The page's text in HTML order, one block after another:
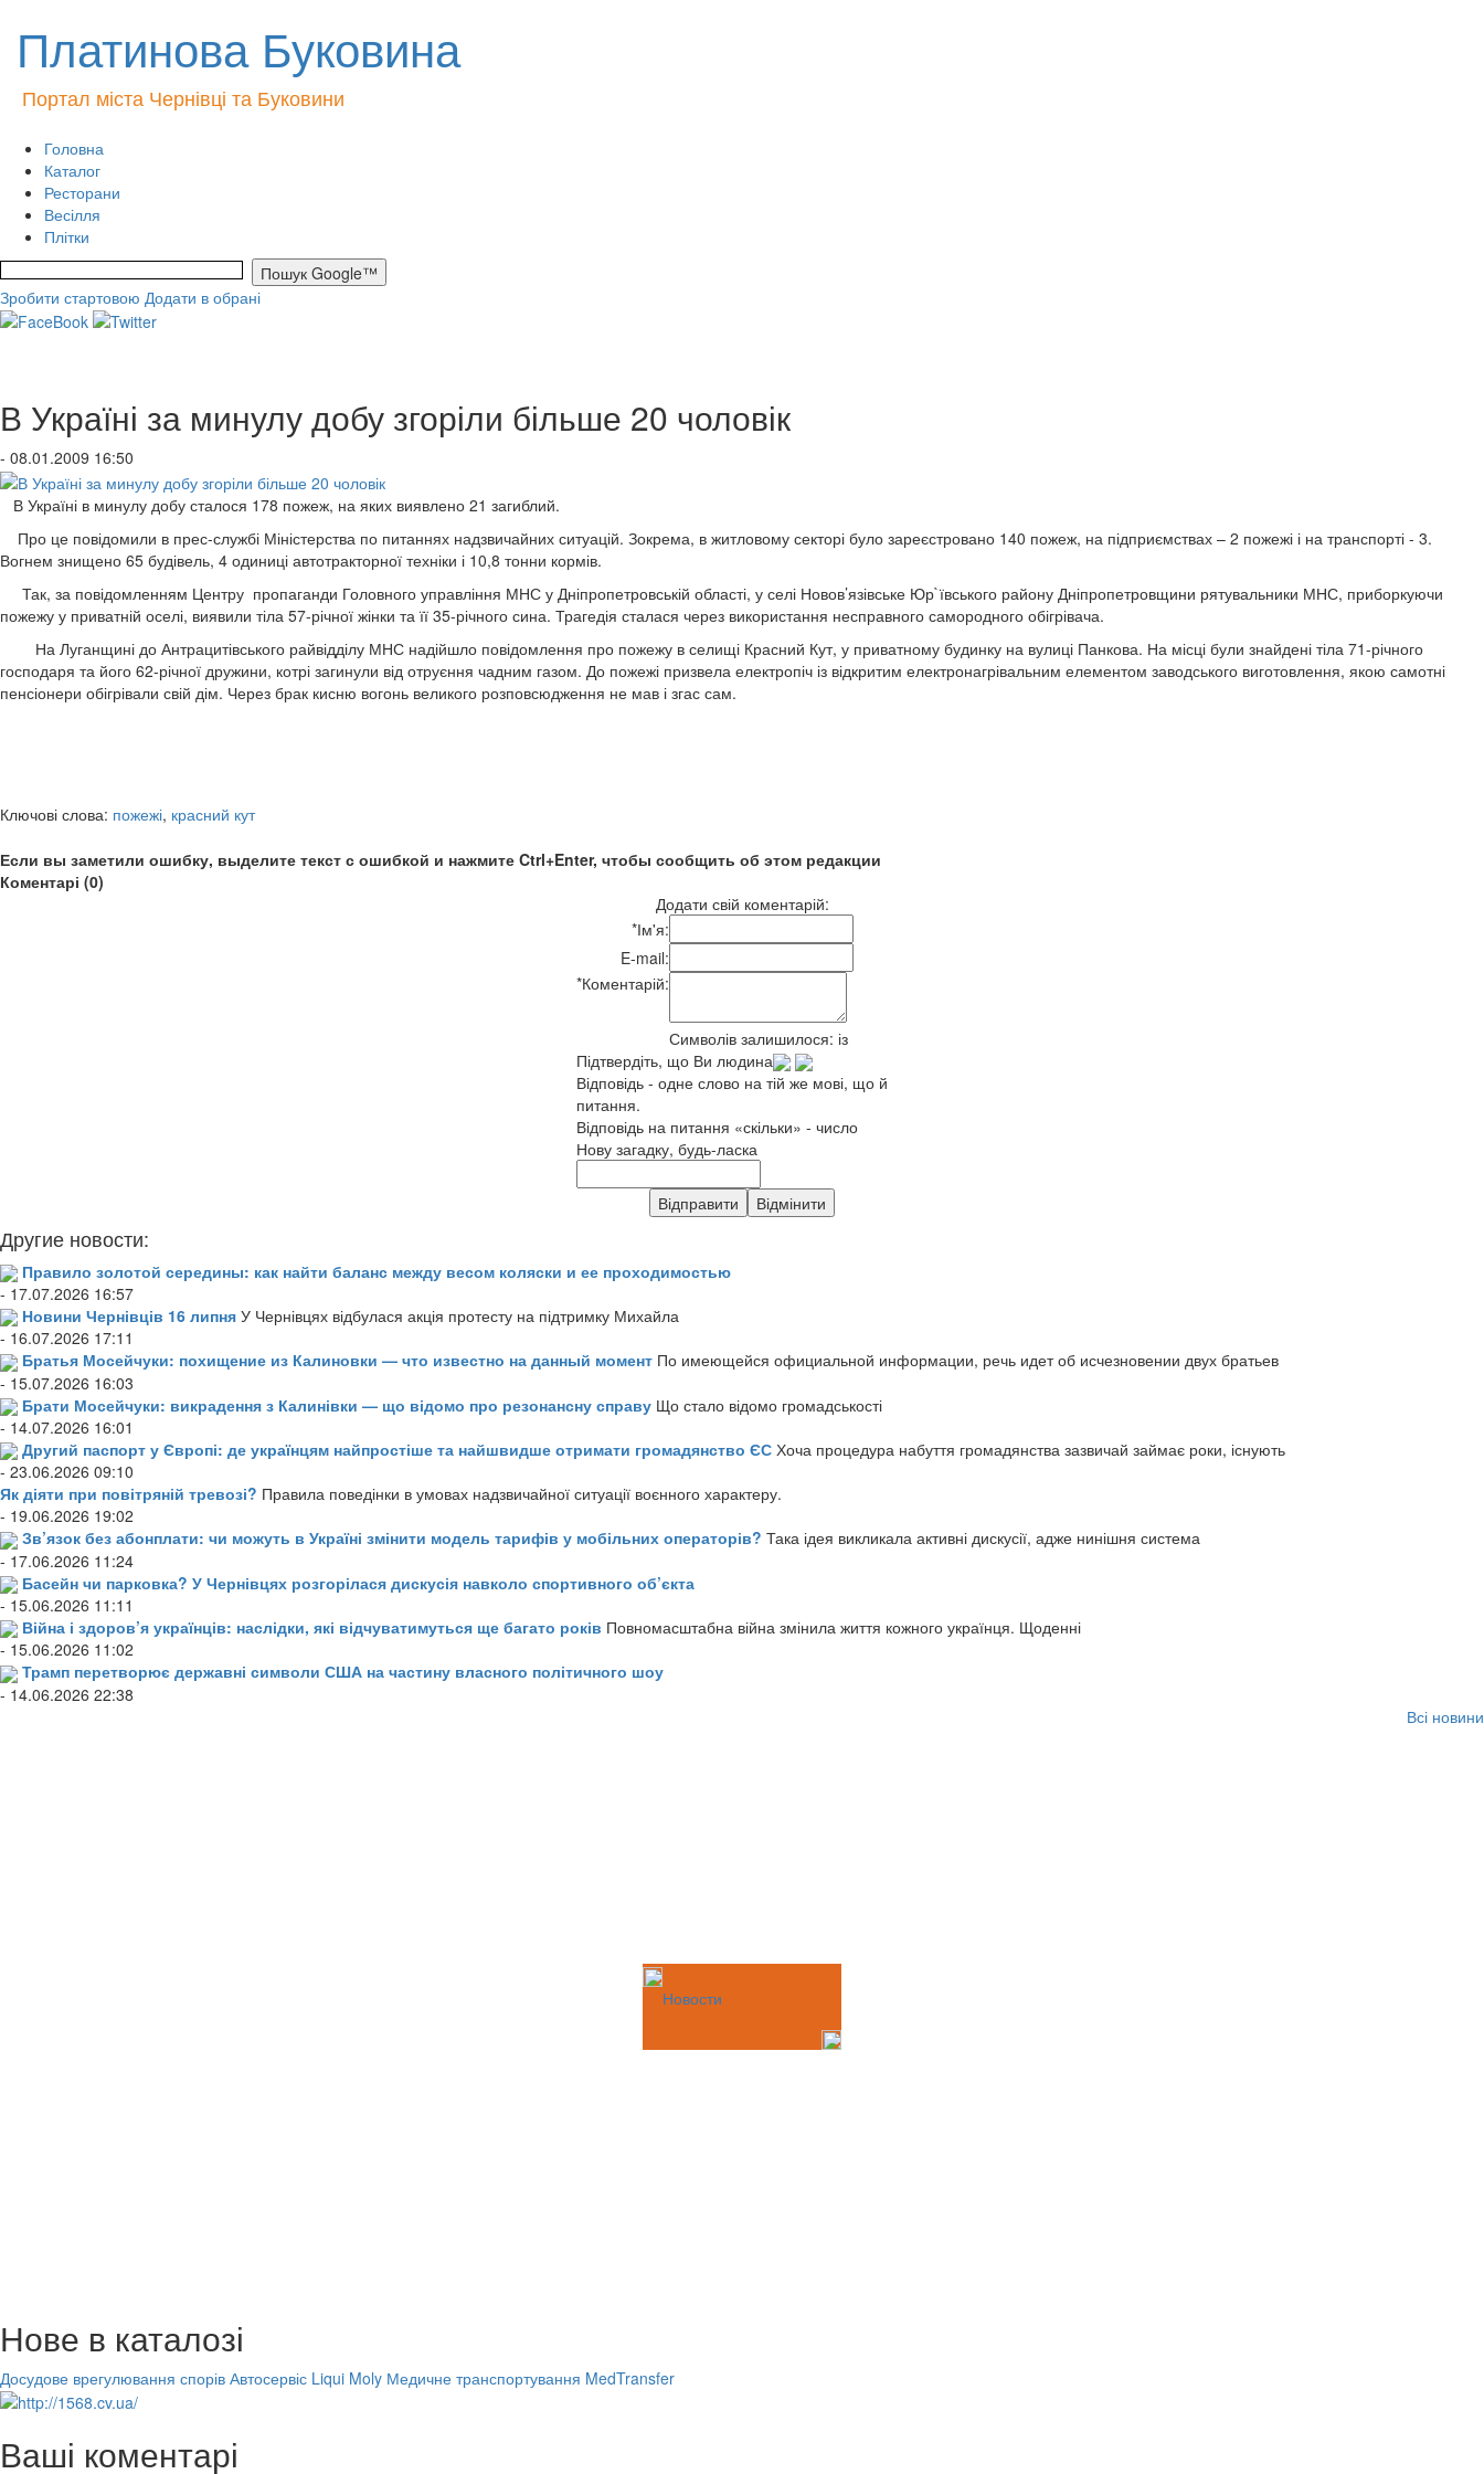
Платинова Буковина
Портал міста Чернівці та Буковини
Головна
Каталог
Ресторани
Весілля
Плітки
Зробити стартовою Додати в обрані
В Україні за минулу добу згоріли більше 20 чоловік
- 08.01.2009 16:50
В Україні в минулу добу сталося 178 пожеж, на яких виявлено 21 загиблий.
Про це повідомили в прес-службі Міністерства по питаннях надзвичайних ситуацій. Зокрема, в житловому секторі було зареєстровано 140 пожеж, на підприємствах – 2 пожежі і на транспорті - 3.
Вогнем знищено 65 будівель, 4 одиниці автотракторної техніки і 10,8 тонни кормів.
Так, за повідомленням Центру пропаганди Головного управління МНС у Дніпропетровській області, у селі Новов’язівське Юр`ївського району Дніпропетровщини рятувальники МНС, приборкуючи
пожежу у приватній оселі, виявили тіла 57-річної жінки та її 35-річного сина. Трагедія сталася через використання несправного самородного обігрівача.
На Луганщині до Антрацитівського райвідділу МНС надійшло повідомлення про пожежу в селищі Красний Кут, у приватному будинку на вулиці Панкова. На місці були знайдені тіла 71-річного
господаря та його 62-річної дружини, котрі загинули від отруєння чадним газом. До пожежі призвела електропіч із відкритим електронагрівальним елементом заводського виготовлення, якою самотні
пенсіонери обігрівали свій дім. Через брак кисню вогонь великого розповсюдження не мав і згас сам.
Ключові слова: пожежі, красний кут
Если вы заметили ошибку, выделите текст с ошибкой и нажмите Ctrl+Enter, чтобы сообщить об этом редакции
Коментарі (0)
Додати свій коментарій:
*Ім'я:
E-mail:
*Коментарій:
Символів залишилося: із
Підтвердіть, що Ви людина
Відповідь - одне слово на тій же мові, що й
питання.
Відповідь на питання «скільки» - число
Нову загадку, будь-ласка
Другие новости:
Правило золотой середины: как найти баланс между весом коляски и ее проходимостью
- 17.07.2026 16:57
Новини Чернівців 16 липня У Чернівцях відбулася акція протесту на підтримку Михайла
- 16.07.2026 17:11
Братья Мосейчуки: похищение из Калиновки — что известно на данный момент По имеющейся официальной информации, речь идет об исчезновении двух братьев
- 15.07.2026 16:03
Брати Мосейчуки: викрадення з Калинівки — що відомо про резонансну справу Що стало відомо громадськості
- 14.07.2026 16:01
Другий паспорт у Європі: де українцям найпростіше та найшвидше отримати громадянство ЄС Хоча процедура набуття громадянства зазвичай займає роки, існують
- 23.06.2026 09:10
Як діяти при повітряній тревозі? Правила поведінки в умовах надзвичайної ситуації воєнного характеру.
- 19.06.2026 19:02
Зв’язок без абонплати: чи можуть в Україні змінити модель тарифів у мобільних операторів? Така ідея викликала активні дискусії, адже нинішня система
- 17.06.2026 11:24
Басейн чи парковка? У Чернівцях розгорілася дискусія навколо спортивного об’єкта
- 15.06.2026 11:11
Війна і здоров’я українців: наслідки, які відчуватимуться ще багато років Повномасштабна війна змінила життя кожного українця. Щоденні
- 15.06.2026 11:02
Трамп перетворює державні символи США на частину власного політичного шоу
- 14.06.2026 22:38
Всі новини
Новости
Нове в каталозі
Досудове врегулювання спорів Автосервіс Liqui Moly Медичне транспортування MedTransfer
Ваші коментарі